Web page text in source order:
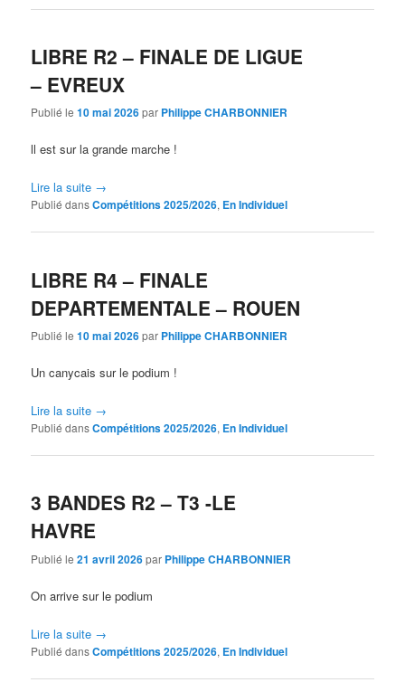
LIBRE R2 – FINALE DE LIGUE
– EVREUX
Publié le10 mai 2026par Philippe CHARBONNIER
ll est sur la grande marche !
Lire la suite →
Publié dansCompétitions 2025/2026, En Individuel
LIBRE R4 – FINALE
DEPARTEMENTALE – ROUEN
Publié le10 mai 2026par Philippe CHARBONNIER
Un canycais sur le podium !
Lire la suite →
Publié dansCompétitions 2025/2026, En Individuel
3 BANDES R2 – T3 -LE
HAVRE
Publié le21 avril 2026par Philippe CHARBONNIER
On arrive sur le podium
Lire la suite →
Publié dansCompétitions 2025/2026, En Individuel